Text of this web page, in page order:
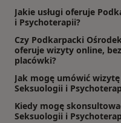
Jakie usługi oferuje
i Psychoterapii?
Czy Podkarpacki
oferuje wizyty online,
placówki?
Jak mogę umówić
Seksuologii i
Kiedy mogę
Seksuologii i